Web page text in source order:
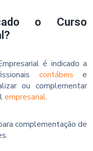
o Curso
é indicado a
contábeis e
ou complementar
empresarial.
complementação de